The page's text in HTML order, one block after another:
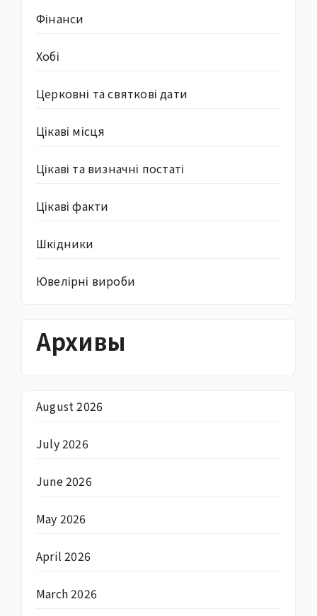
Фінанси
Хобі
Церковні та святкові дати
Цікаві місця
Цікаві та визначні постаті
Цікаві факти
Шкідники
Ювелірні вироби
Архивы
August 2026
July 2026
June 2026
May 2026
April 2026
March 2026